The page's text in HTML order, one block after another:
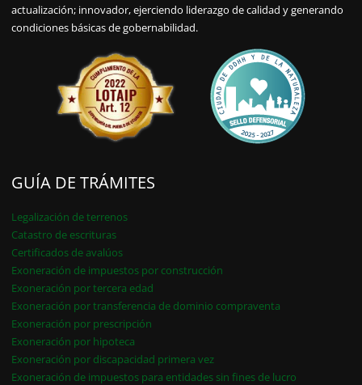
actualización; innovador, ejerciendo liderazgo de calidad y generando
condiciones básicas de gobernabilidad.
GUÍA DE TRÁMITES
Legalización de terrenos
Catastro de escrituras
Certificados de avalúos
Exoneración de impuestos por construcción
Exoneración por tercera edad
Exoneración por transferencia de dominio compraventa
Exoneración por prescripción
Exoneración por hipoteca
Exoneración por discapacidad primera vez
Exoneración de impuestos para entidades sin fines de lucro